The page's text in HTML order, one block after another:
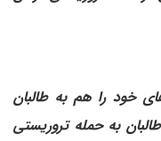
خود را هم به طالبان
به حمله تروریستی